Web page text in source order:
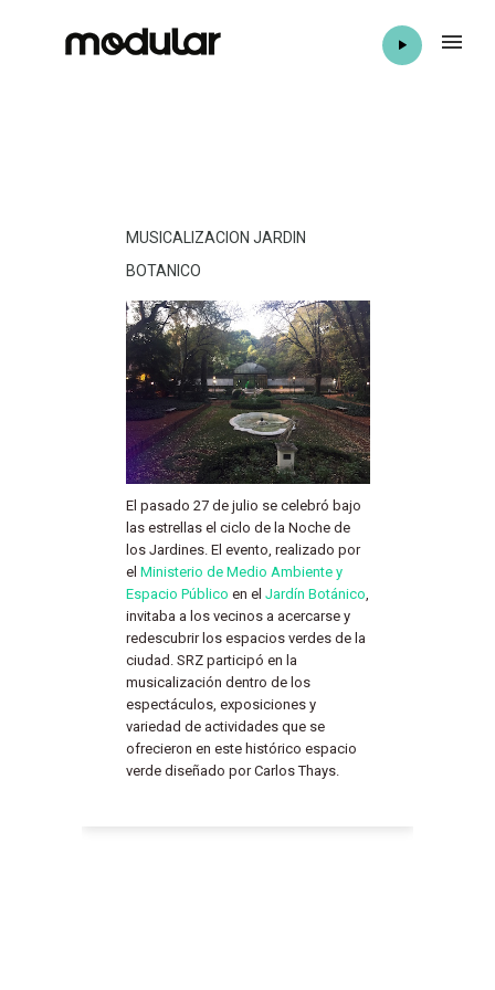
MUSICALIZACION JARDIN
BOTANICO
El pasado 27 de julio se celebró bajo
las estrellas el ciclo de la Noche de
los Jardines. El evento, realizado por
el Ministerio de Medio Ambiente y
Espacio Público en el Jardín Botánico
invitaba a los vecinos a acercarse y
redescubrir los espacios verdes de la
ciudad. SRZ participó en la
musicalización dentro de los
espectáculos, exposiciones y
variedad de actividades que se
ofrecieron en este histórico espacio
verde diseñado por Carlos Thays.